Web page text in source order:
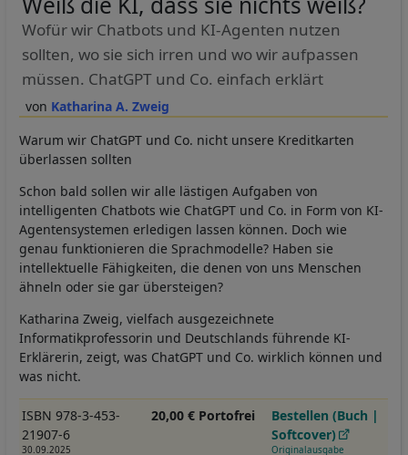
Katharina A. Zweig
Wofür wir Chatbots und KI-Agenten nutzen
sollten, wo sie sich irren und wo wir aufpassen
müssen. ChatGPT und Co. einfach erklärt
Warum wir ChatGPT und Co. nicht unsere Kreditkarten
überlassen sollten
Schon bald sollen wir alle lästigen Aufgaben von
intelligenten Chatbots wie ChatGPT und Co. in Form von KI-
Agentensystemen erledigen lassen können. Doch wie
genau funktionieren die Sprachmodelle? Haben sie
intellektuelle Fähigkeiten, die denen von uns Menschen
ähneln oder sie gar übersteigen?
Katharina Zweig, vielfach ausgezeichnete
Informatikprofessorin und Deutschlands führende KI-
Erklärerin, zeigt, was ChatGPT und Co. wirklich können und
was nicht.
ISBN 978-3-453-
21907-6
30.09.2025
20,00 € Portofrei
Bestellen (Buch |
Softcover)
Originalausgabe